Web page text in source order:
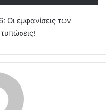
Οι εμφανίσεις των